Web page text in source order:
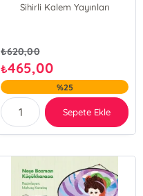
Sihirli Kalem Yayınları
₺620,00
₺465,00
%25
Sepete Ekle